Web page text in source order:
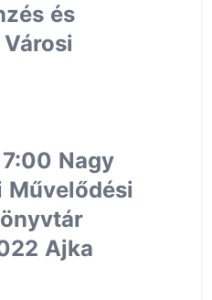
és
Nagy
Művelődési
Ajka